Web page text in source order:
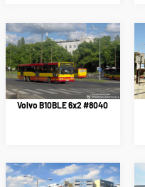
Volvo B10BLE 6x2 #8040